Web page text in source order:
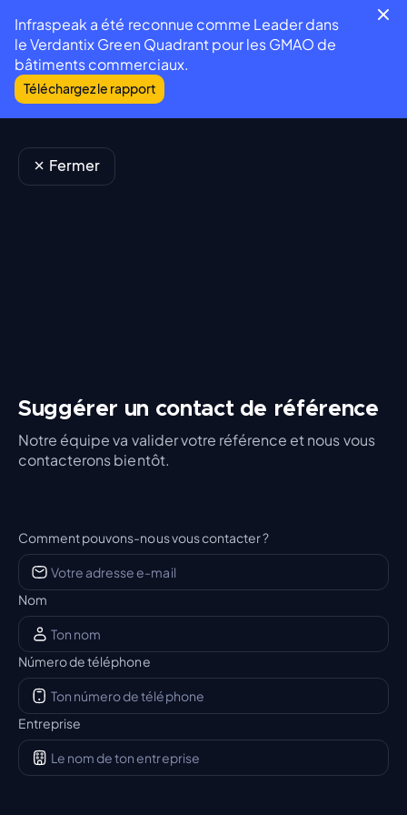
Infraspeak a été reconnue comme Leader dans
le Verdantix Green Quadrant pour les GMAO de
bâtiments commerciaux.
Téléchargez le rapport
Fermer
Suggérer un contact de référence
Notre équipe va valider votre référence et nous vous
contacterons bientôt.
Comment pouvons-nous vous contacter ?
Nom
Número de téléphone
Entreprise